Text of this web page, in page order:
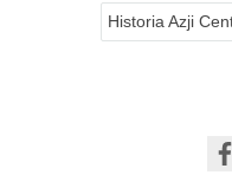
Historia Azji